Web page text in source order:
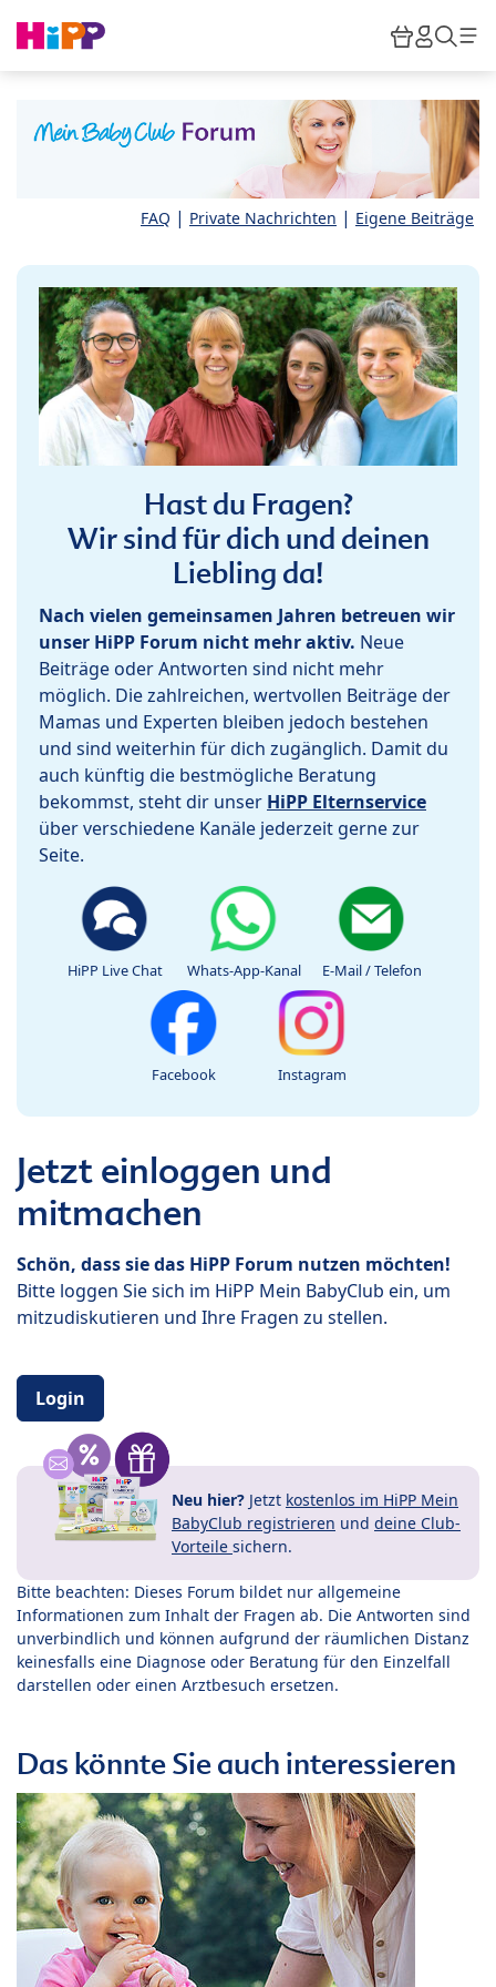
HiPP
FAQ | Private Nachrichten | Eigene Beiträge
Hast du Fragen?
Wir sind für dich und deinen
Liebling da!
Nach vielen gemeinsamen Jahren betreuen wir
unser HiPP Forum nicht mehr aktiv. Neue
Beiträge oder Antworten sind nicht mehr
möglich. Die zahlreichen, wertvollen Beiträge der
Mamas und Experten bleiben jedoch bestehen
und sind weiterhin für dich zugänglich. Damit du
auch künftig die bestmögliche Beratung
bekommst, steht dir unser HiPP Elternservice
über verschiedene Kanäle jederzeit gerne zur
Seite.
HiPP Live Chat Whats-App-Kanal E-Mail / Telefon
Facebook Instagram
Jetzt einloggen und
mitmachen
Schön, dass sie das HiPP Forum nutzen möchten!
Bitte loggen Sie sich im HiPP Mein BabyClub ein, um
mitzudiskutieren und Ihre Fragen zu stellen.
Login
Neu hier? Jetzt kostenlos im HiPP Mein
BabyClub registrieren und deine Club-
Vorteile sichern.
Bitte beachten: Dieses Forum bildet nur allgemeine
Informationen zum Inhalt der Fragen ab. Die Antworten sind
unverbindlich und können aufgrund der räumlichen Distanz
keinesfalls eine Diagnose oder Beratung für den Einzelfall
darstellen oder einen Arztbesuch ersetzen.
Das könnte Sie auch interessieren